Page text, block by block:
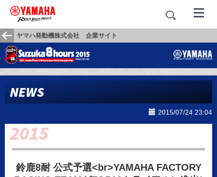
ヤマハ発動機株式会社 企業サイト
NEWS
2015/07/24 23:04
鈴鹿8耐 公式予選<br>YAMAHA FACTORY